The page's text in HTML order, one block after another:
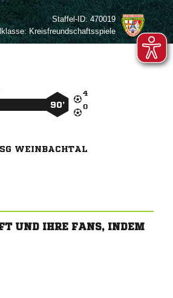
Staffel-ID:470019
Kreisfreundschaftsspiele


90’
SG WEINBACHTAL
UND IHRE FANS, INDEM